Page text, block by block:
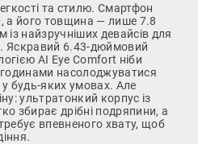
та стилю. Смартфон
а його товщина — лише 7.8
найзручніших девайсів для
Яскравий 6.43-дюймовий
AI Eye Comfort ніби
насолоджуватися
будь-яких умовах. Але
ультратонкий корпус із
збирає дрібні подряпини, а
впевненого хвату, щоб